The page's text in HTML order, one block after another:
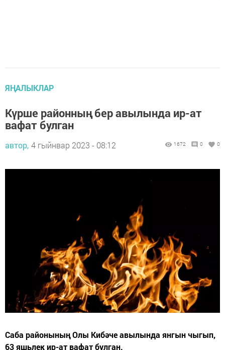
ЯҢАЛЫКЛАР
Күрше районның бер авылында ир-ат
вафат булган
автор, 4 гыйнвар 2023 - 08:12 1672 0 0
Саба районының Олы Кибәче авылында янгын чыгып,
63 яшьлек ир-ат вафат булган.